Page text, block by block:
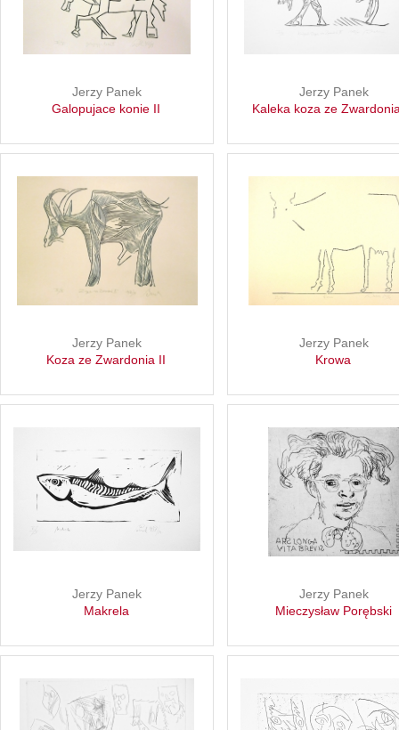
Jerzy Panek
Galopujace konie II
Jerzy Panek
Kaleka koza ze
Jerzy Panek
Koza ze Zwardonia II
Jerzy Panek
Krowa
Jerzy Panek
Makrela
Jerzy Panek
Mieczysław Porębski